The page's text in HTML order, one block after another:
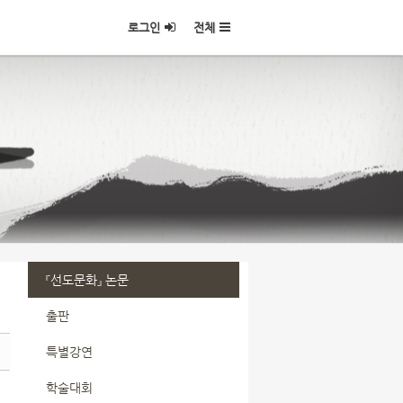
로그인 전체
『선도문화』 논문
출판
특별강연
학술대회